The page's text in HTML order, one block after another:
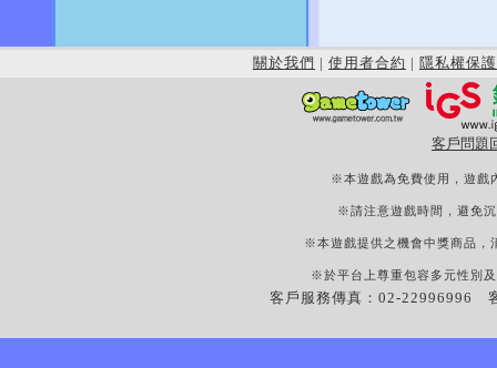
關於我們 | 使用者合約 | 隱私權保護
客戶問題
※本遊戲為免費使用，遊戲
※請注意遊戲時間，避免
※本遊戲提供之機會中獎商品，
※於平台上尊重包容多元性別
客戶服務傳真：02-22996996